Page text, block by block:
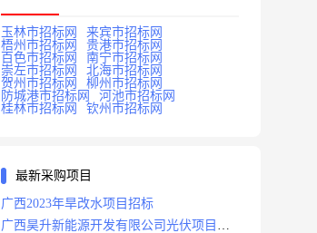
玉林市招标网
来宾市招标网
梧州市招标网
贵港市招标网
百色市招标网
南宁市招标网
崇左市招标网
北海市招标网
贺州市招标网
柳州市招标网
防城港市招标网
河池市招标网
桂林市招标网
钦州市招标网
最新采购项目
广西2023年旱改水项目招标
广西昊升新能源开发有限公司光伏项目招